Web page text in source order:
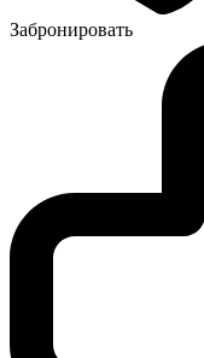
Забронировать